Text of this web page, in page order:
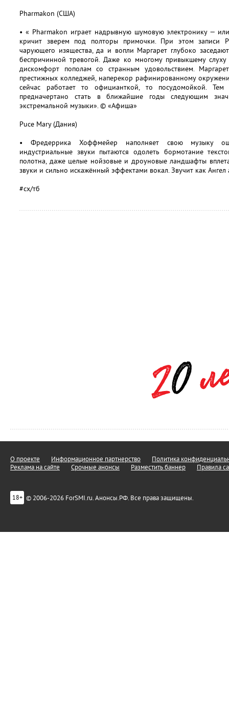
Pharmakon (США)
• « Pharmakon играет надрывную шумовую электронику —
кричит зверем под полторы примочки. При этом записи
чарующего изящества, да и вопли Маргарет глубоко
беспричинной тревогой. Даже ко многому привыкшему
дискомфорт пополам со странным удовольствием.
престижных колледжей, наперекор рафинированному
сейчас работает то официанткой, то посудомойкой.
предначертано стать в ближайшие годы следующим
экстремальной музыки». © «Афиша»
Puce Mary (Дания)
• Фредеррика Хоффмейер наполняет свою музыку
индустриальные звуки пытаются одолеть бормотание
полотна, даже целые нойзовые и дроуновые ландшафты
звуки и сильно искажённый эффектами вокал. Звучит как
#сх/тб
О проекте Информационное партнерство
Политика
Реклама на сайте
Срочные анонсы Разместить баннер Правила
18+ © 2006-2026 ForSMI.ru. Анонсы.РФ. Все права защищены.